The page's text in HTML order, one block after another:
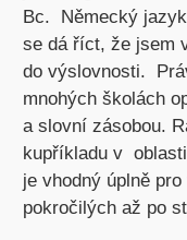
Bc. Německý
se dá říct, že jsem
do výslovnosti.
mnohých školách
a slovní zásobou.
kupříkladu v
je vhodný úplně
pokročilých až po